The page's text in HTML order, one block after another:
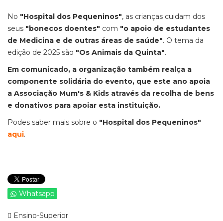
No "Hospital dos Pequeninos", as crianças cuidam dos
seus "bonecos doentes" com "o apoio de estudantes
de Medicina e de outras áreas de saúde". O tema da
edição de 2025 são "Os Animais da Quinta".
Em comunicado, a organização também realça a
componente solidária do evento, que este ano apoia
a Associação Mum's & Kids através da recolha de bens
e donativos para apoiar esta instituição.
Podes saber mais sobre o "Hospital dos Pequeninos"
aqui.
Whatsapp
Ensino-Superior